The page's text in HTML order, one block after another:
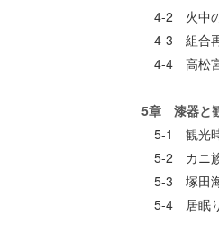
4-2 火中
4-3 組合
4-4 高松
5章 漆器と
5-1 観光
5-2 カニ
5-3 塚田
5-4 居眠